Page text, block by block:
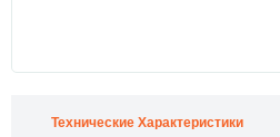
Технические Характеристики